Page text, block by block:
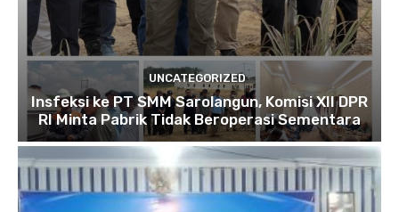
UNCATEGORIZED
Insfeksi ke PT SMM Sarolangun, Komisi XII DPR
RI Minta Pabrik Tidak Beroperasi Sementara